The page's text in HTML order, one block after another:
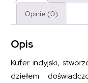
Opinie (0)
Opis
Kufer indyjski,
dziełem